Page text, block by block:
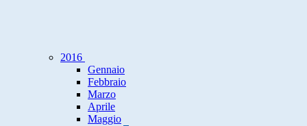
2016
Gennaio
Febbraio
Marzo
Aprile
Maggio